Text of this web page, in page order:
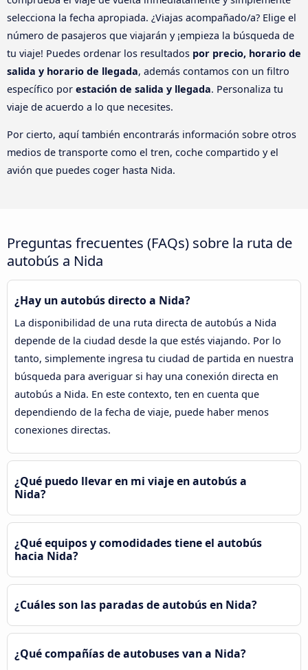
selecciona la fecha apropiada. ¿Viajas acompañado/a? Elige el
número de pasajeros que viajarán y ¡empieza la búsqueda de
tu viaje! Puedes ordenar los resultados por precio, horario de
salida y horario de llegada, además contamos con un filtro
específico por estación de salida y llegada. Personaliza tu
viaje de acuerdo a lo que necesites.
Por cierto, aquí también encontrarás información sobre otros
medios de transporte como el tren, coche compartido y el
avión que puedes coger hasta Nida.
Preguntas frecuentes (FAQs) sobre la ruta de
autobús a Nida
¿Hay un autobús directo a Nida?
La disponibilidad de una ruta directa de autobús a Nida
depende de la ciudad desde la que estés viajando. Por lo
tanto, simplemente ingresa tu ciudad de partida en nuestra
búsqueda para averiguar si hay una conexión directa en
autobús a Nida. En este contexto, ten en cuenta que
dependiendo de la fecha de viaje, puede haber menos
conexiones directas.
¿Qué puedo llevar en mi viaje en autobús a
Nida?
¿Qué equipos y comodidades tiene el autobús
hacia Nida?
¿Cuáles son las paradas de autobús en Nida?
¿Qué compañías de autobuses van a Nida?